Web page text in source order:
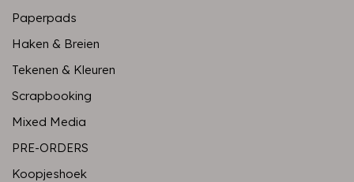
Paperpads
Haken & Breien
Tekenen & Kleuren
Scrapbooking
Mixed Media
PRE-ORDERS
Koopjeshoek